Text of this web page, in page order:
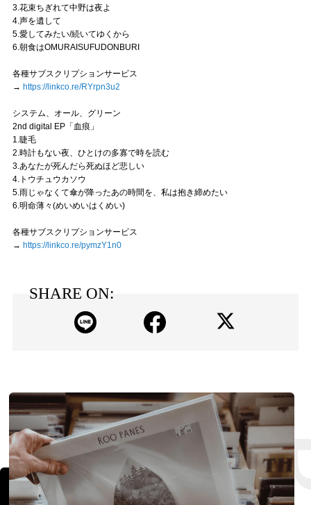
3.花束ちぎれて中野は夜よ
4.声を遺して
5.愛してみたい/続いてゆくから
6.朝食はOMURAISUFUDONBURI
各種サブスクリプションサービス
→ https://linkco.re/RYrpn3u2
システム、オール、グリーン
2nd digital EP「血痕」
1.睫毛
2.時計もない夜、ひとけの多寡で時を読む
3.あなたが死んだら死ぬほど悲しい
4.トウチュウカソウ
5.雨じゃなくて傘が降ったあの時間を、私は抱き締めたい
6.明命薄々(めいめいはくめい)
各種サブスクリプションサービス
→ https://linkco.re/pymzY1n0
SHARE ON: